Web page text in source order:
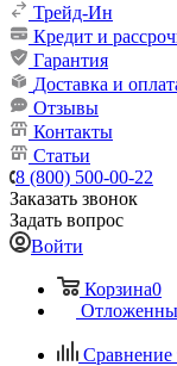
Трейд-Ин
Кредит и
Гарантия
Доставка и
Отзывы
Контакты
Статьи
8 (800) 500-00-22
Заказать звонок
Задать вопрос
Войти
Корзина0
Сравнение